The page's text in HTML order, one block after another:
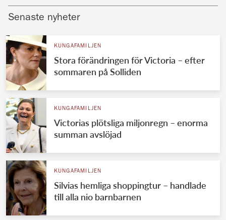
Senaste nyheter
KUNGAFAMILJEN
Stora förändringen för Victoria – efter
sommaren på Solliden
KUNGAFAMILJEN
Victorias plötsliga miljonregn – enorma
summan avslöjad
KUNGAFAMILJEN
Silvias hemliga shoppingtur – handlade
till alla nio barnbarnen